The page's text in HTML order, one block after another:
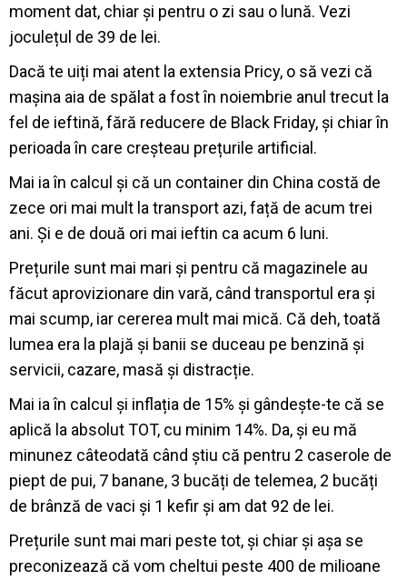
moment dat, chiar și pentru o zi sau o lună. Vezi
joculețul de 39 de lei.
Dacă te uiți mai atent la extensia Pricy, o să vezi că
mașina aia de spălat a fost în noiembrie anul trecut la
fel de ieftină, fără reducere de Black Friday, și chiar în
perioada în care creșteau prețurile artificial.
Mai ia în calcul și că un container din China costă de
zece ori mai mult la transport azi, față de acum trei
ani. Și e de două ori mai ieftin ca acum 6 luni.
Prețurile sunt mai mari și pentru că magazinele au
făcut aprovizionare din vară, când transportul era și
mai scump, iar cererea mult mai mică. Că deh, toată
lumea era la plajă și banii se duceau pe benzină și
servicii, cazare, masă și distracție.
Mai ia în calcul și inflația de 15% și gândește-te că se
aplică la absolut TOT, cu minim 14%. Da, și eu mă
minunez câteodată când știu că pentru 2 caserole de
piept de pui, 7 banane, 3 bucăți de telemea, 2 bucăți
de brânză de vaci și 1 kefir și am dat 92 de lei.
Prețurile sunt mai mari peste tot, și chiar și așa se
preconizează că vom cheltui peste 400 de milioane